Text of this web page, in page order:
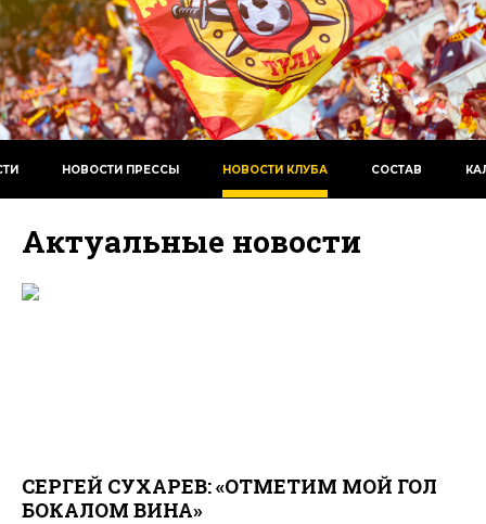
НОВОСТИ ПРЕССЫ НОВОСТИ КЛУБА СОСТАВ
Актуальные новости
СЕРГЕЙ СУХАРЕВ: «ОТМЕТИМ МОЙ ГОЛ
БОКАЛОМ ВИНА»